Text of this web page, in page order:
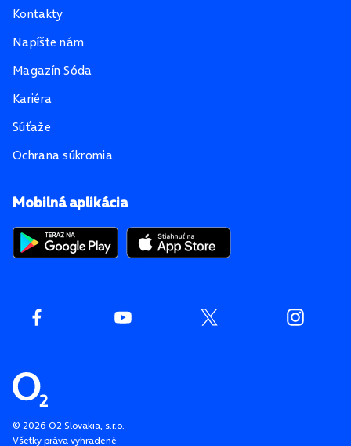
© 2026 O2 Slovakia, s.r.o.
Všetky práva vyhradené
Mobilná aplikácia
Kontakty
Napíšte nám
Magazín Sóda
Kariéra
Súťaže
Ochrana súkromia